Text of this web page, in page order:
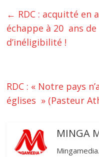
← RDC : acquitté en
échappe à 20 ans
d’inéligibilité !
RDC : « Notre pays
églises » (Pasteur
MINGA